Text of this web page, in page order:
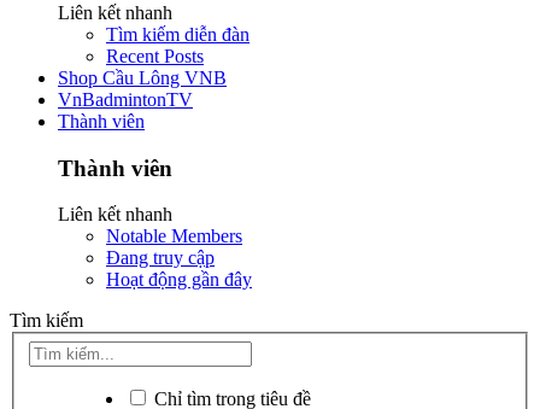
Liên kết nhanh
Tìm kiếm diễn đàn
Recent Posts
Shop Cầu Lông VNB
VnBadmintonTV
Thành viên
Thành viên
Liên kết nhanh
Notable Members
Đang truy cập
Hoạt động gần đây
Tìm kiếm
Chỉ tìm trong tiêu đề